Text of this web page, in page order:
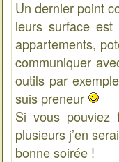
Un dernier point
leurs surface
appartements,
communiquer
outils par
suis preneur
Si vous pouviez
plusieurs j’en
bonne soirée !